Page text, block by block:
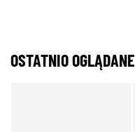
OSTATNIO OGLĄDANE